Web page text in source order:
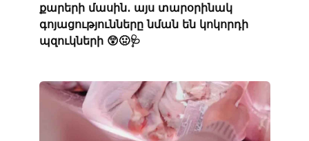
քարերի մասին․ այս տարօրինակ
գոյացությունները նման են կոկորդի
պզուկների 😲🤢🩺